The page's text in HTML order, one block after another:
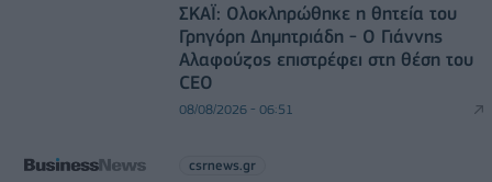
ΣΚΑΪ: Ολοκληρώθηκε η θητεία του
Γρηγόρη Δημητριάδη - Ο Γιάννης
Αλαφούζος επιστρέφει στη θέση του
CEO
08/08/2026 - 06:51
csrnews.gr